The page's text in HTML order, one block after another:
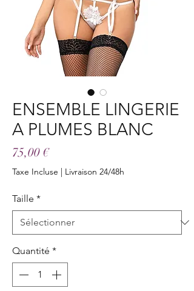
ENSEMBLE LINGERIE
A PLUMES BLANC
75,00 €Prix
Taxe Incluse | Livraison 24/48h
Taille *
Quantité *